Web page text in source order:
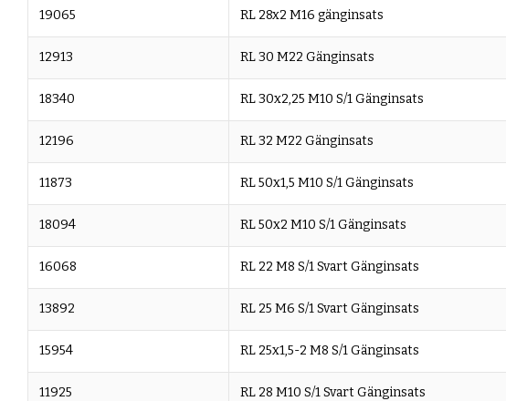
19065 RL 28x2 M16 gänginsats
12913 RL 30 M22 Gänginsats
18340 RL 30x2,25 M10 S/1 Gänginsats
12196 RL 32 M22 Gänginsats
11873 RL 50x1,5 M10 S/1 Gänginsats
18094 RL 50x2 M10 S/1 Gänginsats
16068 RL 22 M8 S/1 Svart Gänginsats
13892 RL 25 M6 S/1 Svart Gänginsats
15954 RL 25x1,5-2 M8 S/1 Gänginsats
11925 RL 28 M10 S/1 Svart Gänginsats